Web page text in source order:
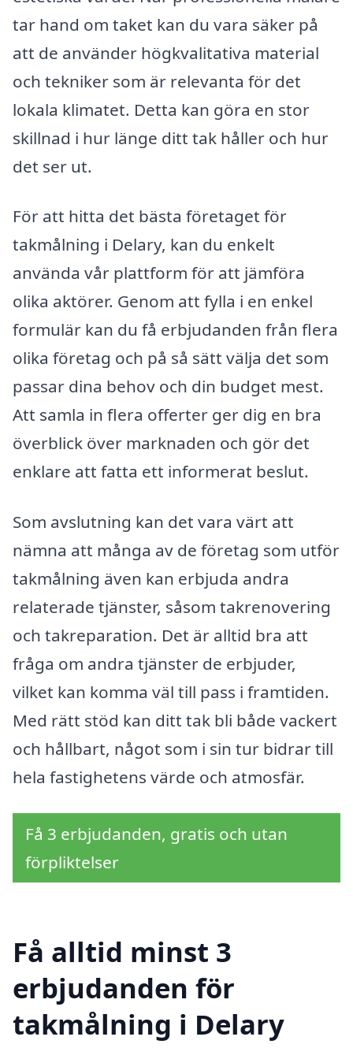
tar hand om taket kan du vara säker på
att de använder högkvalitativa material
och tekniker som är relevanta för det
lokala klimatet. Detta kan göra en stor
skillnad i hur länge ditt tak håller och hur
det ser ut.
För att hitta det bästa företaget för
takmålning i Delary, kan du enkelt
använda vår plattform för att jämföra
olika aktörer. Genom att fylla i en enkel
formulär kan du få erbjudanden från flera
olika företag och på så sätt välja det som
passar dina behov och din budget mest.
Att samla in flera offerter ger dig en bra
överblick över marknaden och gör det
enklare att fatta ett informerat beslut.
Som avslutning kan det vara värt att
nämna att många av de företag som utför
takmålning även kan erbjuda andra
relaterade tjänster, såsom takrenovering
och takreparation. Det är alltid bra att
fråga om andra tjänster de erbjuder,
vilket kan komma väl till pass i framtiden.
Med rätt stöd kan ditt tak bli både vackert
och hållbart, något som i sin tur bidrar till
hela fastighetens värde och atmosfär.
Få 3 erbjudanden, gratis och utan
förpliktelser
Få alltid minst 3
erbjudanden för
takmålning i Delary